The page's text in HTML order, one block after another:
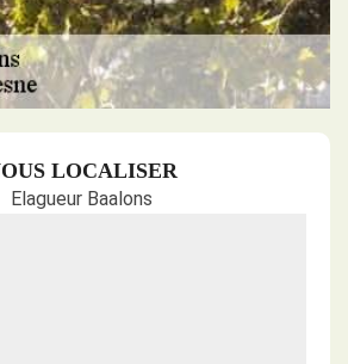
LOCALISER
Elagueur Baalons